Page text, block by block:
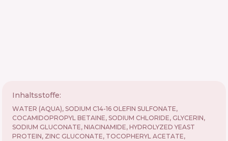
Inhaltsstoffe:
WATER (AQUA), SODIUM C14-16 OLEFIN SULFONATE,
COCAMIDOPROPYL BETAINE, SODIUM CHLORIDE, GLYCERIN,
SODIUM GLUCONATE, NIACINAMIDE, HYDROLYZED YEAST
PROTEIN, ZINC GLUCONATE, TOCOPHERYL ACETATE,